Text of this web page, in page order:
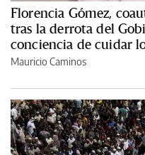
Florencia Gómez,
tras la derrota del
conciencia de cuidar
Mauricio Caminos